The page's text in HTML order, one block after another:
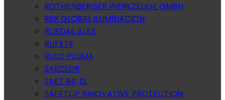
ROTHENBERGER WERKZEUGE GMBH
RSR GLOBAL ILUMINACION
RUEDAS ALEX
RUFETE
RULO PLUMA
SAECLOR
SAET 94, SL
SAFETOP INNOVATIVE PROTECTION